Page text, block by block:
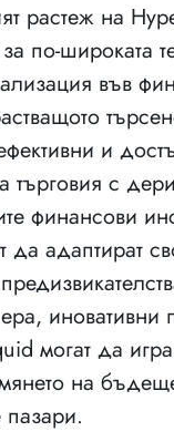
растеж на
по-широката
във
и
търговия с
финансови
да адаптират
иновативни
могат да
на
пазари.